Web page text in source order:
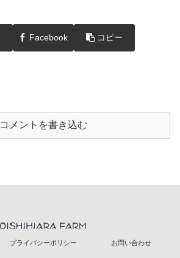
Facebook コピー
コメントを書き込む
プライバシーポリシー お問い合わせ